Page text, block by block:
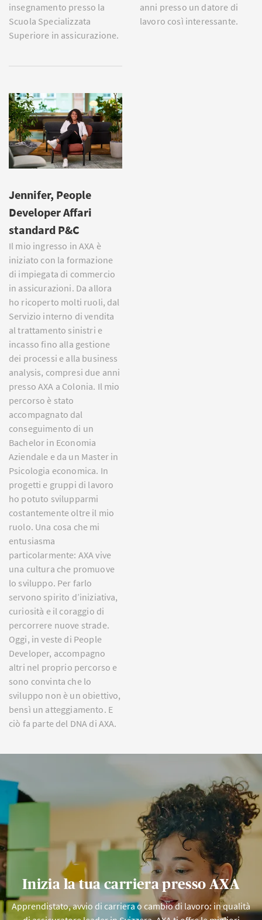
insegnamento presso la
Scuola Specializzata
Superiore in assicurazione.
anni presso un datore di
lavoro così interessante.
Jennifer, People
Developer Affari
standard P&C
Il mio ingresso in AXA è
iniziato con la formazione
di impiegata di commercio
in assicurazioni. Da allora
ho ricoperto molti ruoli, dal
Servizio interno di vendita
al trattamento sinistri e
incasso fino alla gestione
dei processi e alla business
analysis, compresi due anni
presso AXA a Colonia. Il mio
percorso è stato
accompagnato dal
conseguimento di un
Bachelor in Economia
Aziendale e da un Master in
Psicologia economica. In
progetti e gruppi di lavoro
ho potuto svilupparmi
costantemente oltre il mio
ruolo. Una cosa che mi
entusiasma
particolarmente: AXA vive
una cultura che promuove
lo sviluppo. Per farlo
servono spirito d’iniziativa,
curiosità e il coraggio di
percorrere nuove strade.
Oggi, in veste di People
Developer, accompagno
altri nel proprio percorso e
sono convinta che lo
sviluppo non è un obiettivo,
bensì un atteggiamento. E
ciò fa parte del DNA di AXA.
Inizia la tua carriera presso AXA
Apprendistato, avvio di carriera o cambio di lavoro: in qualità